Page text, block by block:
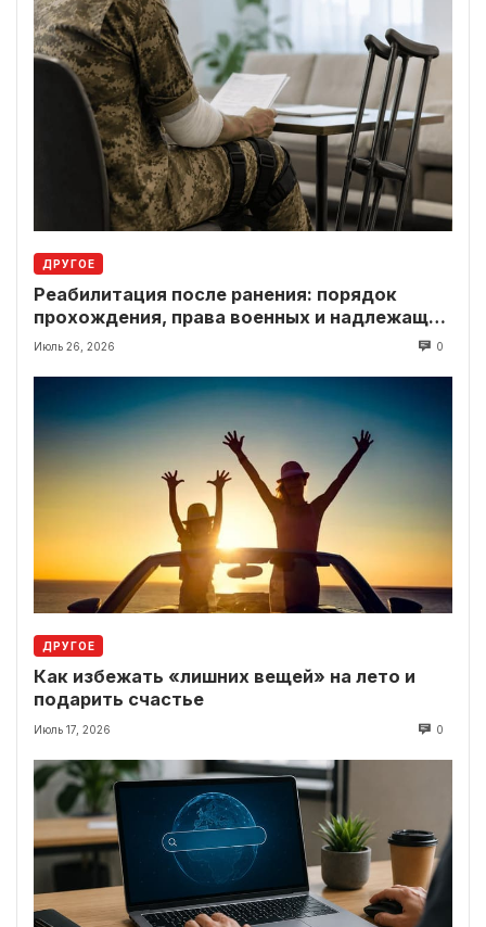
ДРУГОЕ
Реабилитация после ранения: порядок
прохождения, права военных и надлежащие
выплаты
Июль 26, 2026 0
ДРУГОЕ
Как избежать «лишних вещей» на лето и
подарить счастье
Июль 17, 2026 0